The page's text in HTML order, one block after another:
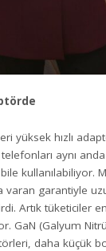
yüksek hızlı
aynı
kullanılabiliyor.
varan garantiyle
Artık tüketiciler
GaN (Galyum
daha küçük